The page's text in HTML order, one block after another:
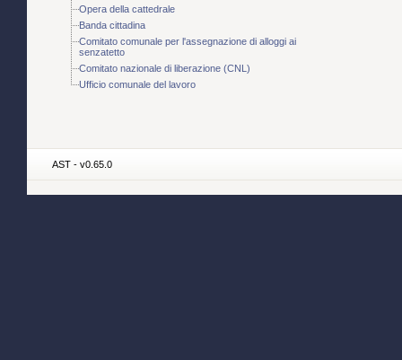
Opera della cattedrale
Banda cittadina
Comitato comunale per l'assegnazione di alloggi ai
senzatetto
Comitato nazionale di liberazione (CNL)
Ufficio comunale del lavoro
AST - v0.65.0